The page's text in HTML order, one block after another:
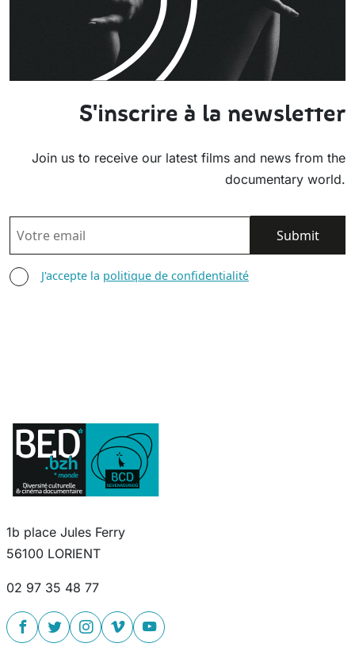
S'inscrire à la newsletter
Join us to receive our latest films and news from the
documentary world.
EMAIL
AGREE TERMS
J'accepte la politique de confidentialité
1b place Jules Ferry
56100 LORIENT
02 97 35 48 77